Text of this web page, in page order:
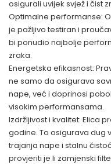
osigurali uvijek svjež i čist
Optimalne performanse:
je pažljivo testiran i
bi ponudio najbolje
zraka.
Energetska efikasnost:
ne samo da osigurava
nape, već i doprinosi
visokim performansama.
Izdržljivost i kvalitet: Elica
godine. To osigurava dug
trajanja nape i stalnu
provjeriti je li zamjenski